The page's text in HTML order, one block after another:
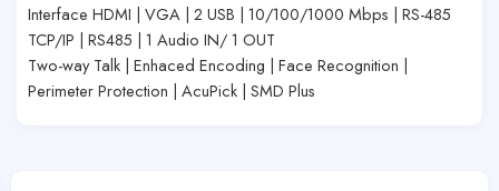
Interface HDMI | VGA | 2 USB | 10/100/1000 Mbps | RS-485
TCP/IP | RS485 | 1 Audio IN/ 1 OUT
Two-way Talk | Enhaced Encoding | Face Recognition |
Perimeter Protection | AcuPick | SMD Plus